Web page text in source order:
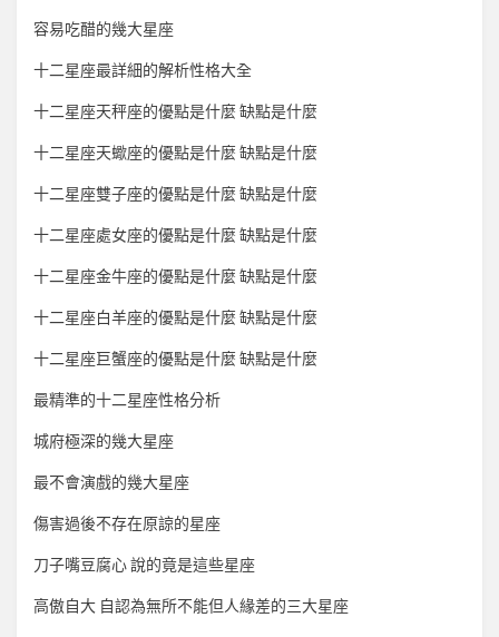
容易吃醋的幾大星座
十二星座最詳細的解析性格大全
十二星座天秤座的優點是什麼 缺點是什麼
十二星座天蠍座的優點是什麼 缺點是什麼
十二星座雙子座的優點是什麼 缺點是什麼
十二星座處女座的優點是什麼 缺點是什麼
十二星座金牛座的優點是什麼 缺點是什麼
十二星座白羊座的優點是什麼 缺點是什麼
十二星座巨蟹座的優點是什麼 缺點是什麼
最精準的十二星座性格分析
城府極深的幾大星座
最不會演戲的幾大星座
傷害過後不存在原諒的星座
刀子嘴豆腐心 說的竟是這些星座
高傲自大 自認為無所不能但人緣差的三大星座